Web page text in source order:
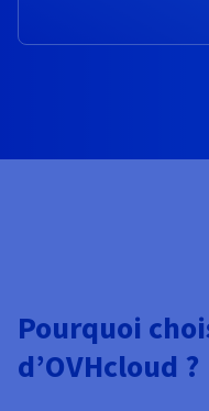
Pourquoi
d’OVHcloud ?